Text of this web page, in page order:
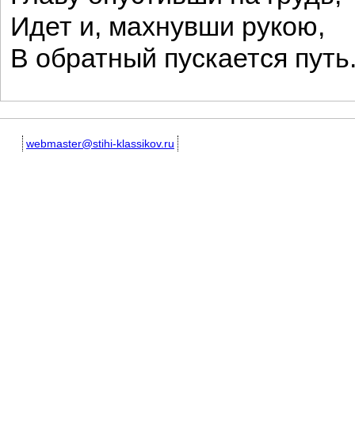
Идет и, махнувши рукою,
В обратный пускается
webmaster@stihi-klassikov.ru